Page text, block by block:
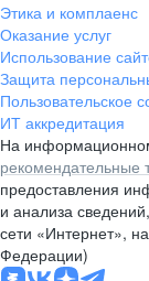
Этика и комплаенс
Оказание услуг
Использование
Защита
Пользовательское
ИТ аккредитация
На
рекомендательные
предоставления
и анализа
сети «Интернет»,
Федерации)